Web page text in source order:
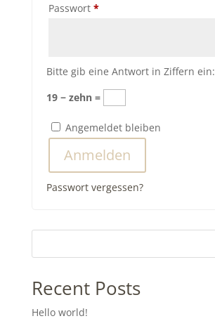
Passwort *Erforderlich
Bitte gib eine Antwort in Ziffern ein:
19 − zehn =
Angemeldet bleiben
Anmelden
Passwort vergessen?
Recent Posts
Hello world!